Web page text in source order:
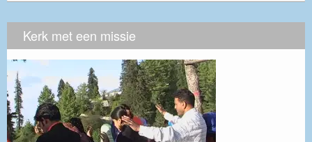
Kerk met een missie